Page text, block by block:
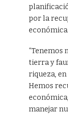
por la
económica.
“Tenemos
tierra y
riqueza,
Hemos
manejar